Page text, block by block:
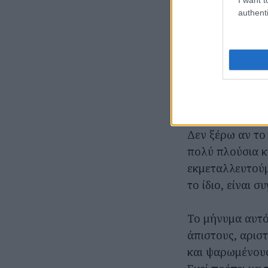
δεν υπάρχει
Υπάρχει
συλλήβδην
προσκυνήσει
Δεν ξέρω αν το
πολύ πλούσια
το ίδιο, είναι
Το μήνυμα αυτό
άπιστους,
και